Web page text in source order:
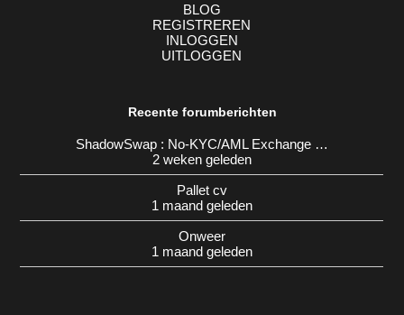
BLOG
REGISTREREN
INLOGGEN
UITLOGGEN
Recente forumberichten
ShadowSwap : No-KYC/AML Exchange …
2 weken geleden
Pallet cv
1 maand geleden
Onweer
1 maand geleden